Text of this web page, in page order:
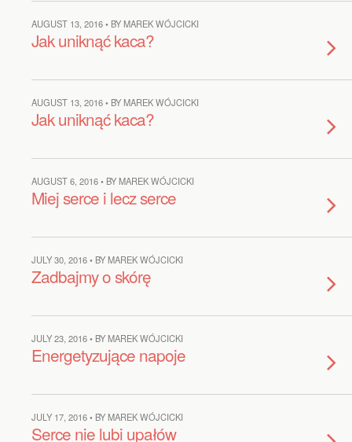
AUGUST 13, 2016 • BY MAREK WÓJCICKI
Jak uniknąć kaca?
AUGUST 13, 2016 • BY MAREK WÓJCICKI
Jak uniknąć kaca?
AUGUST 6, 2016 • BY MAREK WÓJCICKI
Miej serce i lecz serce
JULY 30, 2016 • BY MAREK WÓJCICKI
Zadbajmy o skórę
JULY 23, 2016 • BY MAREK WÓJCICKI
Energetyzujące napoje
JULY 17, 2016 • BY MAREK WÓJCICKI
Serce nie lubi upałów